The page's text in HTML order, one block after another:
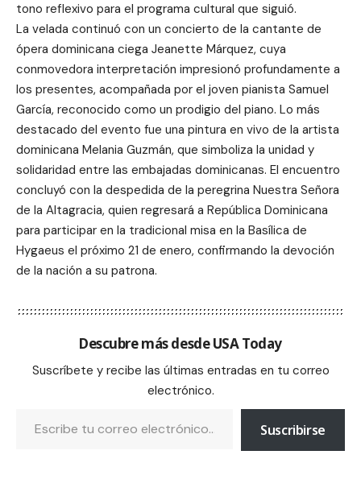
tono reflexivo para el programa cultural que siguió.
La velada continuó con un concierto de la cantante de
ópera dominicana ciega Jeanette Márquez, cuya
conmovedora interpretación impresionó profundamente a
los presentes, acompañada por el joven pianista Samuel
García, reconocido como un prodigio del piano. Lo más
destacado del evento fue una pintura en vivo de la artista
dominicana Melania Guzmán, que simboliza la unidad y
solidaridad entre las embajadas dominicanas. El encuentro
concluyó con la despedida de la peregrina Nuestra Señora
de la Altagracia, quien regresará a República Dominicana
para participar en la tradicional misa en la Basílica de
Hygaeus el próximo 21 de enero, confirmando la devoción
de la nación a su patrona.
Descubre más desde USA Today
Suscríbete y recibe las últimas entradas en tu correo
electrónico.
Suscribirse